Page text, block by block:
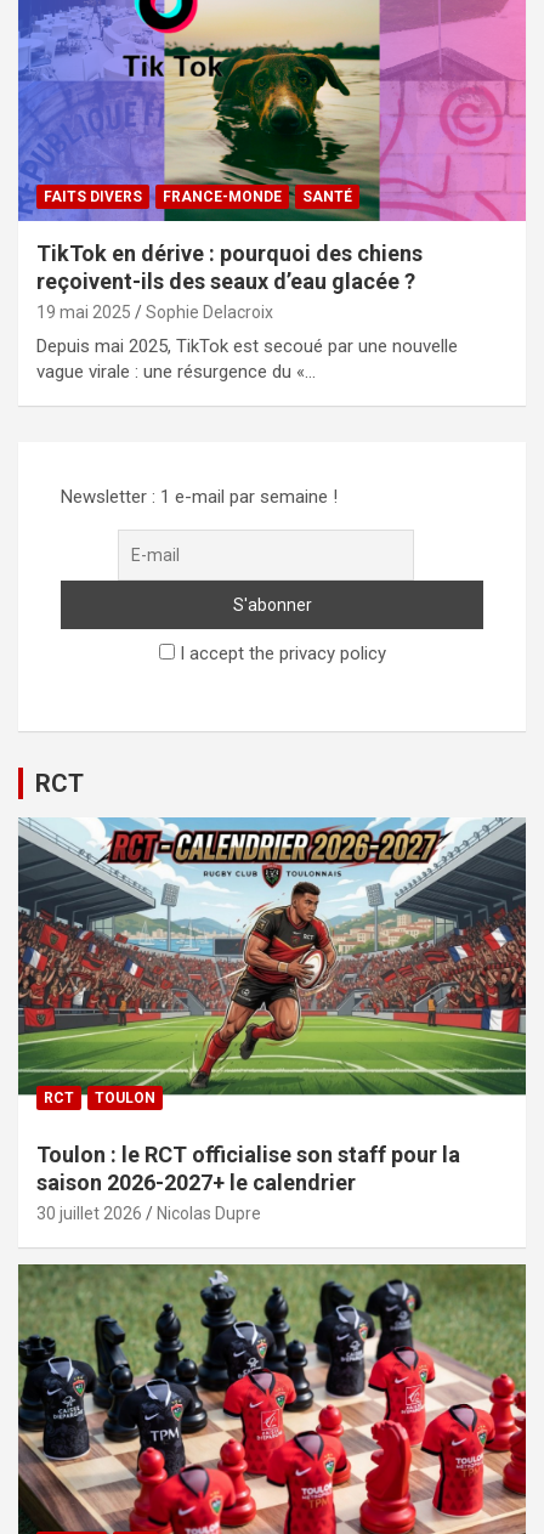
FAITS DIVERS FRANCE-MONDE SANTÉ
TikTok en dérive : pourquoi des chiens
reçoivent-ils des seaux d’eau glacée ?
19 mai 2025 Sophie Delacroix
Depuis mai 2025, TikTok est secoué par une nouvelle
vague virale : une résurgence du «…
Newsletter : 1 e-mail par semaine !
I accept the privacy policy
RCT
RCT TOULON
Toulon : le RCT officialise son staff pour la
saison 2026-2027+ le calendrier
30 juillet 2026 Nicolas Dupre